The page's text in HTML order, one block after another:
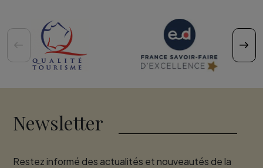
Newsletter
Restez informé des actualités et nouveautés de la